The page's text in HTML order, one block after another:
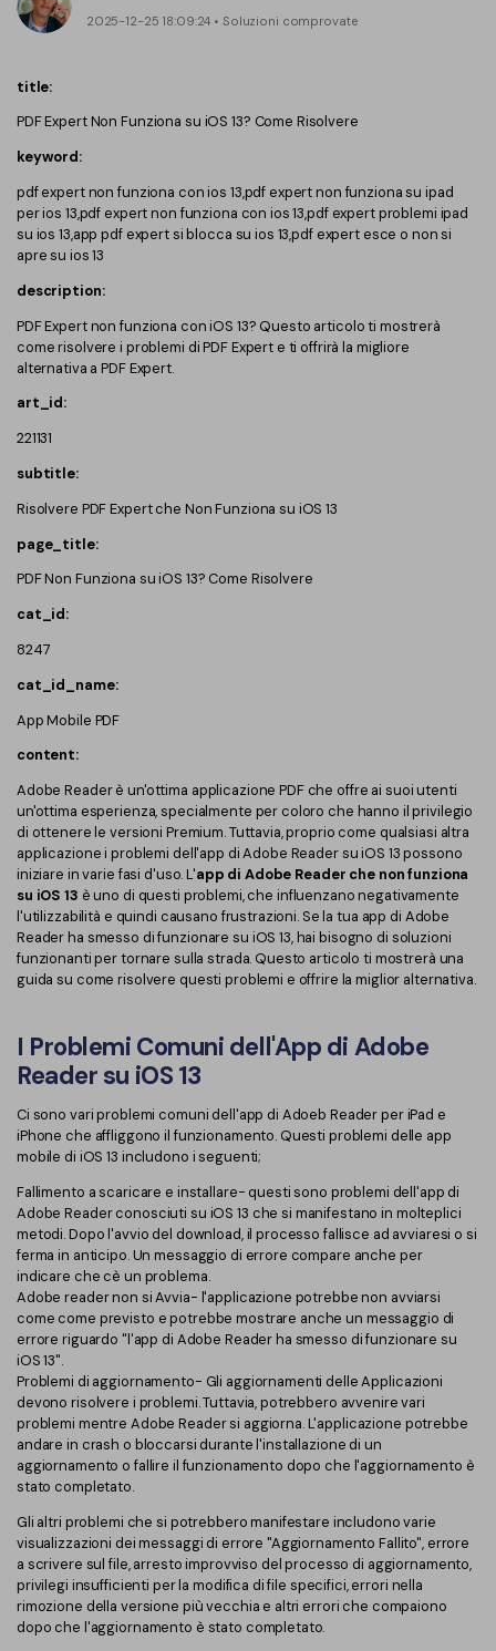
Unire PDF
Word in PDF
Altri Strumenti Online
Modulo PDF
Firma PDF
Firma digitale certificata
Condividi PDF
AI per PDF
Riassunto PDF AI
Controllo grammatica AI
Chat con immagine
Rilevatore di contenuti AI
Riscrivi PDF con AI
Leggi PDF con AI
AI Image Generator
Tutte Le Funzionalità
Esegui OCR su PDF
Firma su PDF
PDF editor per Mac
Comprimere PDF
Tutti Gli Argomenti
Educazione
Governo
Storie di clienti
Recensioni di clienti
Confronto dei software PDF
Guida utente
PDFelement per Windows
PDFelement per Mac
PDFelement per Android
Tutorial Video
Support
Specifiche tecniche
Aggiornamenti
Centro di download
Aggiorna a PDFelement 12
2025-12-25 18:09:24 • Soluzioni comprovate
title:
PDF Expert Non Funziona su iOS 13? Come Risolvere
keyword:
pdf expert non funziona con ios 13,pdf expert non funziona su ipad
per ios 13,pdf expert non funziona con ios 13,pdf expert problemi ipad
su ios 13,app pdf expert si blocca su ios 13,pdf expert esce o non si
apre su ios 13
description:
PDF Expert non funziona con iOS 13? Questo articolo ti mostrerà
come risolvere i problemi di PDF Expert e ti offrirà la migliore
alternativa a PDF Expert.
art_id:
221131
subtitle:
Risolvere PDF Expert che Non Funziona su iOS 13
page_title:
PDF Non Funziona su iOS 13? Come Risolvere
cat_id:
8247
cat_id_name:
App Mobile PDF
content:
Adobe Reader è un'ottima applicazione PDF che offre ai suoi utenti
un'ottima esperienza, specialmente per coloro che hanno il privilegio
di ottenere le versioni Premium. Tuttavia, proprio come qualsiasi altra
applicazione i problemi dell'app di Adobe Reader su iOS 13 possono
iniziare in varie fasi d'uso. L'app di Adobe Reader che non funziona
su iOS 13 è uno di questi problemi, che influenzano negativamente
l'utilizzabilità e quindi causano frustrazioni. Se la tua app di Adobe
Reader ha smesso di funzionare su iOS 13, hai bisogno di soluzioni
funzionanti per tornare sulla strada. Questo articolo ti mostrerà una
guida su come risolvere questi problemi e offrire la miglior alternativa.
I Problemi Comuni dell'App di Adobe
Reader su iOS 13
Ci sono vari problemi comuni dell'app di Adoeb Reader per iPad e
iPhone che affliggono il funzionamento. Questi problemi delle app
mobile di iOS 13 includono i seguenti;
Fallimento a scaricare e installare- questi sono problemi dell'app di
Adobe Reader conosciuti su iOS 13 che si manifestano in molteplici
metodi. Dopo l'avvio del download, il processo fallisce ad avviaresi o si
ferma in anticipo. Un messaggio di errore compare anche per
indicare che cè un problema.
Adobe reader non si Avvia- l'applicazione potrebbe non avviarsi
come come previsto e potrebbe mostrare anche un messaggio di
errore riguardo "l'app di Adobe Reader ha smesso di funzionare su
iOS 13".
Problemi di aggiornamento- Gli aggiornamenti delle Applicazioni
devono risolvere i problemi. Tuttavia, potrebbero avvenire vari
problemi mentre Adobe Reader si aggiorna. L'applicazione potrebbe
andare in crash o bloccarsi durante l'installazione di un
aggiornamento o fallire il funzionamento dopo che l'aggiornamento è
stato completato.
Gli altri problemi che si potrebbero manifestare includono varie
visualizzazioni dei messaggi di errore "Aggiornamento Fallito", errore
a scrivere sul file, arresto improvviso del processo di aggiornamento,
privilegi insufficienti per la modifica di file specifici, errori nella
rimozione della versione più vecchia e altri errori che compaiono
dopo che l'aggiornamento è stato completato.